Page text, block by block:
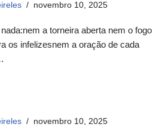
novembro 10, 2025
a torneira aberta nem o fogo
os infelizesnem a oração de cada
novembro 10, 2025